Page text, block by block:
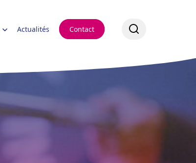
Actualités Contact